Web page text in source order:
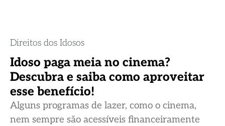
Direitos dos Idosos
Idoso paga meia no cinema?
Descubra e saiba como aproveitar
esse benefício!
Alguns programas de lazer, como o cinema,
nem sempre são acessíveis financeiramente